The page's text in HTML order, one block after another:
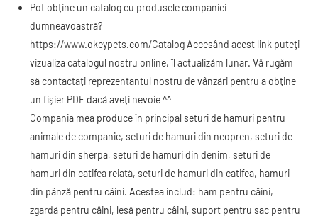
Pot obține un catalog cu produsele companiei
dumneavoastră?
https://www.okeypets.com/Catalog Accesând acest link puteți
vizualiza catalogul nostru online, îl actualizăm lunar. Vă rugăm
să contactați reprezentantul nostru de vânzări pentru a obține
un fișier PDF dacă aveți nevoie ^^
Compania mea produce în principal seturi de hamuri pentru
animale de companie, seturi de hamuri din neopren, seturi de
hamuri din sherpa, seturi de hamuri din denim, seturi de
hamuri din catifea reiată, seturi de hamuri din catifea, hamuri
din pânză pentru câini. Acestea includ: ham pentru câini,
zgardă pentru câini, lesă pentru câini, suport pentru sac pentru